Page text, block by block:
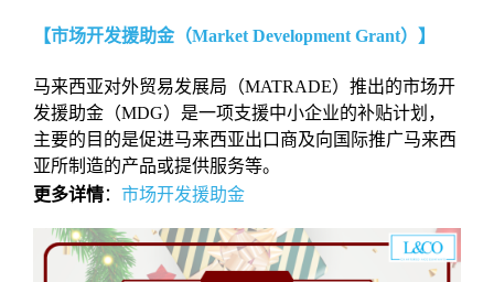
【市场开发援助金（Market Development Grant）】
马来西亚对外贸易发展局（MATRADE）推出的市场开
发援助金（MDG）是一项支援中小企业的补贴计划，
主要的目的是促进马来西亚出口商及向国际推广马来西
亚所制造的产品或提供服务等。
更多详情： 市场开发援助金